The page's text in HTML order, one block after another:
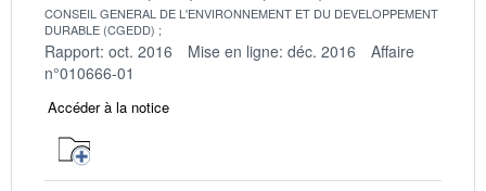
CONSEIL GENERAL DE L'ENVIRONNEMENT ET DU DEVELOPPEMENT
DURABLE (CGEDD)
Rapport: oct. 2016 Mise en ligne: déc. 2016
Affaire
n°010666-01
Accéder à la notice